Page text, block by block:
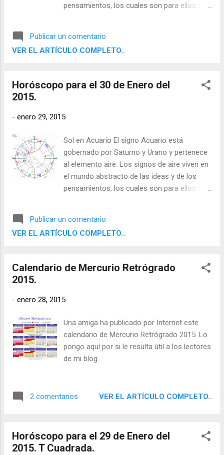
pensamientos, los cuales son para ellos tan
experiencia directa y contemplar, evaluar y
comprender su entorno por medio de sus
Publicar un comentario
VER EL ARTÍCULO COMPLETO..
Horóscopo para el 30 de Enero del
2015.
- enero 29, 2015
Sol en Acuario El signo Acuario está
gobernado por Saturno y Urano y pertenece
al elemento aire. Los signos de aire viven en
el mundo abstracto de las ideas y de los
pensamientos, los cuales son para ellos tan
experiencia directa y contemplar, evaluar y
comprender su entorno por medio de sus
Publicar un comentario
VER EL ARTÍCULO COMPLETO..
Calendario de Mercurio Retrógrado
2015.
- enero 28, 2015
Una amiga ha publicado por Internet este
calendario de Mercurio Retrógrado 2015. Lo
pongo aquí por si le resulta útil a los lectores
de mi blog.
2 comentarios VER EL ARTÍCULO COMPLETO..
Horóscopo para el 29 de Enero del
2015. T Cuadrada.